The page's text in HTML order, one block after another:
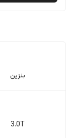
بنزين
3.0T